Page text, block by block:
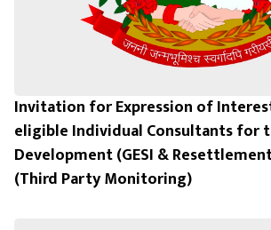
Invitation for Expression of
eligible Individual Consultants for
Development (GESI &
(Third Party Monitoring)